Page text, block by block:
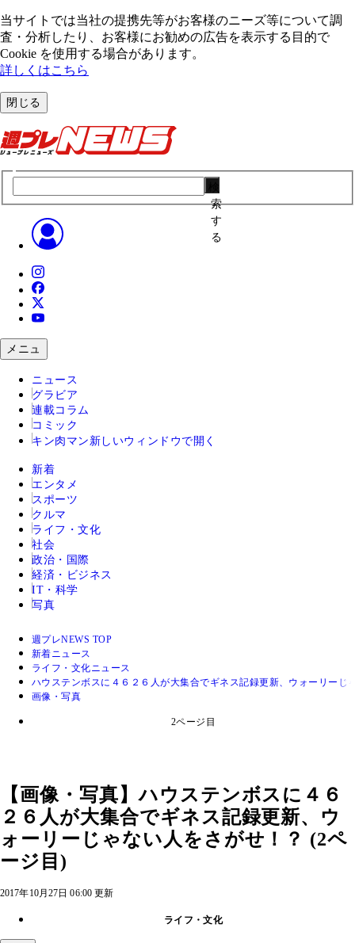
当サイトでは当社の提携先等がお客様のニーズ等について調
査・分析したり、お客様にお勧めの広告を表⽰する⽬的で
Cookie を使⽤する場合があります。
詳しくはこちら
閉じる
索
す
る
メニュ
ニュース
グラビア
連載コラム
コミック
キン肉マン 新しいウィンドウで開く
新着
エンタメ
スポーツ
クルマ
ライフ・文化
社会
政治・国際
経済・ビジネス
IT・科学
写真
週プレNEWS TOP
新着ニュース
ライフ・文化ニュース
ハウステンボスに４６２６人が大集合でギネス記録更新、ウォーリーじ
画像・写真
2ページ目
【画像・写真】ハウステンボスに４６
２６人が大集合でギネス記録更新、ウ
ォーリーじゃない人をさがせ！？ (2ペ
ージ目)
2017年10月27日 06:00 更新
ライフ・文化